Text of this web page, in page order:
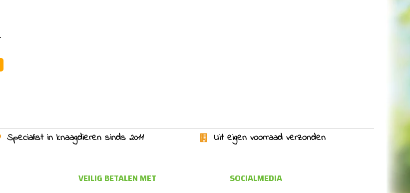
Specialist in knaagdieren sinds 2011 Uit eigen voorraad verzonden
VEILIG BETALEN MET SOCIALMEDIA